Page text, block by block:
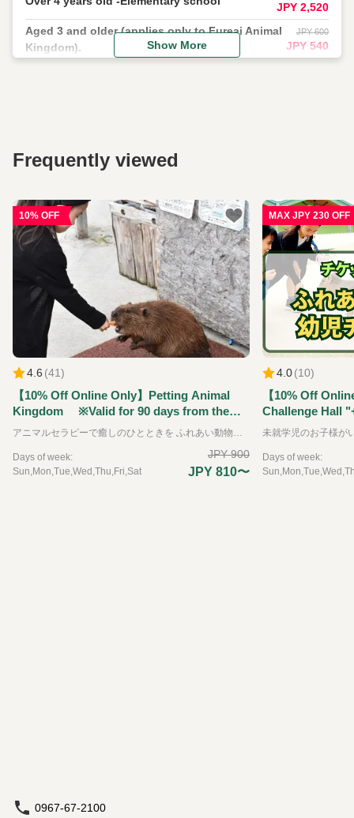
JPY 2,520
Aged 3 and older (applies only to Fureai Animal
Kingdom).
JPY 600
JPY 540
Show More
Frequently viewed
10% OFF
4.6 (41)
【10% Off Online Only】Petting Animal
Kingdom ※Valid for 90 days from the
reservation date.
アニマルセラピーで癒しのひとときを ふれあい動物王国では、できるだけたくさんの動物たちと直接ふれあうことをが出来る動物園です。可愛らしい動物たちは、その存在を通して私たちに大きな「癒し」と「学び」を与えてくれます。 普段はふれあうことのできない珍しい動物たちも含めて、園内には約35種類の動物たちと、エサやりなどの体験を通してふれあえるのが特徴です。 ※お子様のみのご入場はできません。必ず大人の方の同伴、付き添いが必要です。
Days of week:
Sun,Mon,Tue,Wed,Thu,Fri,Sat
JPY 900
JPY 810〜
MAX JPY 230 OFF
4.0(10)
【10% Off
Challenge Hall
Kingdom"
Days of week:
0967-67-2100